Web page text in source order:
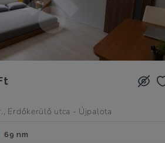
Erdőkerülő utca - Újpalota
69 nm